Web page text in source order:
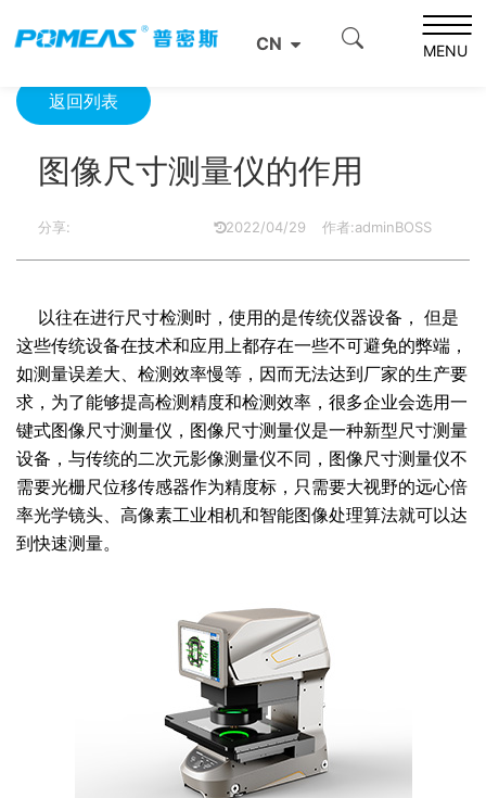
CN MENU
返回列表
图像尺寸测量仪的作用
分享: 2022/04/29 作者:adminBOSS
以往在进行尺寸检测时，使用的是传统仪器设备，
但是
这些传统设备在技术和应用上都存在一些不可避免的弊端，
如测量误差大、检测效率慢等，因而无法达到厂家的生产要
求，为了能够提高检测精度和检测效率，很多企业会选用一
键式图像尺寸测量仪， 图像尺寸测量仪是一种新型尺寸测量
设备，与传统的二次元影像测量仪不同，图像尺寸测量仪不
需要光栅尺位移传感器作为精度标，只需要大视野的远心倍
率光学镜头、高像素工业相机和智能图像处理算法就可以达
到快速测量。